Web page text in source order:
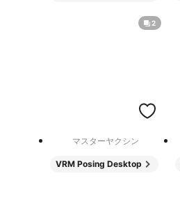
2
マスターヤクシン
VRM Posing Desktop